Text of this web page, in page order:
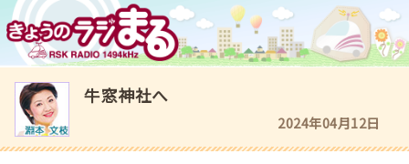
牛窓神社へ
2024年04月12日